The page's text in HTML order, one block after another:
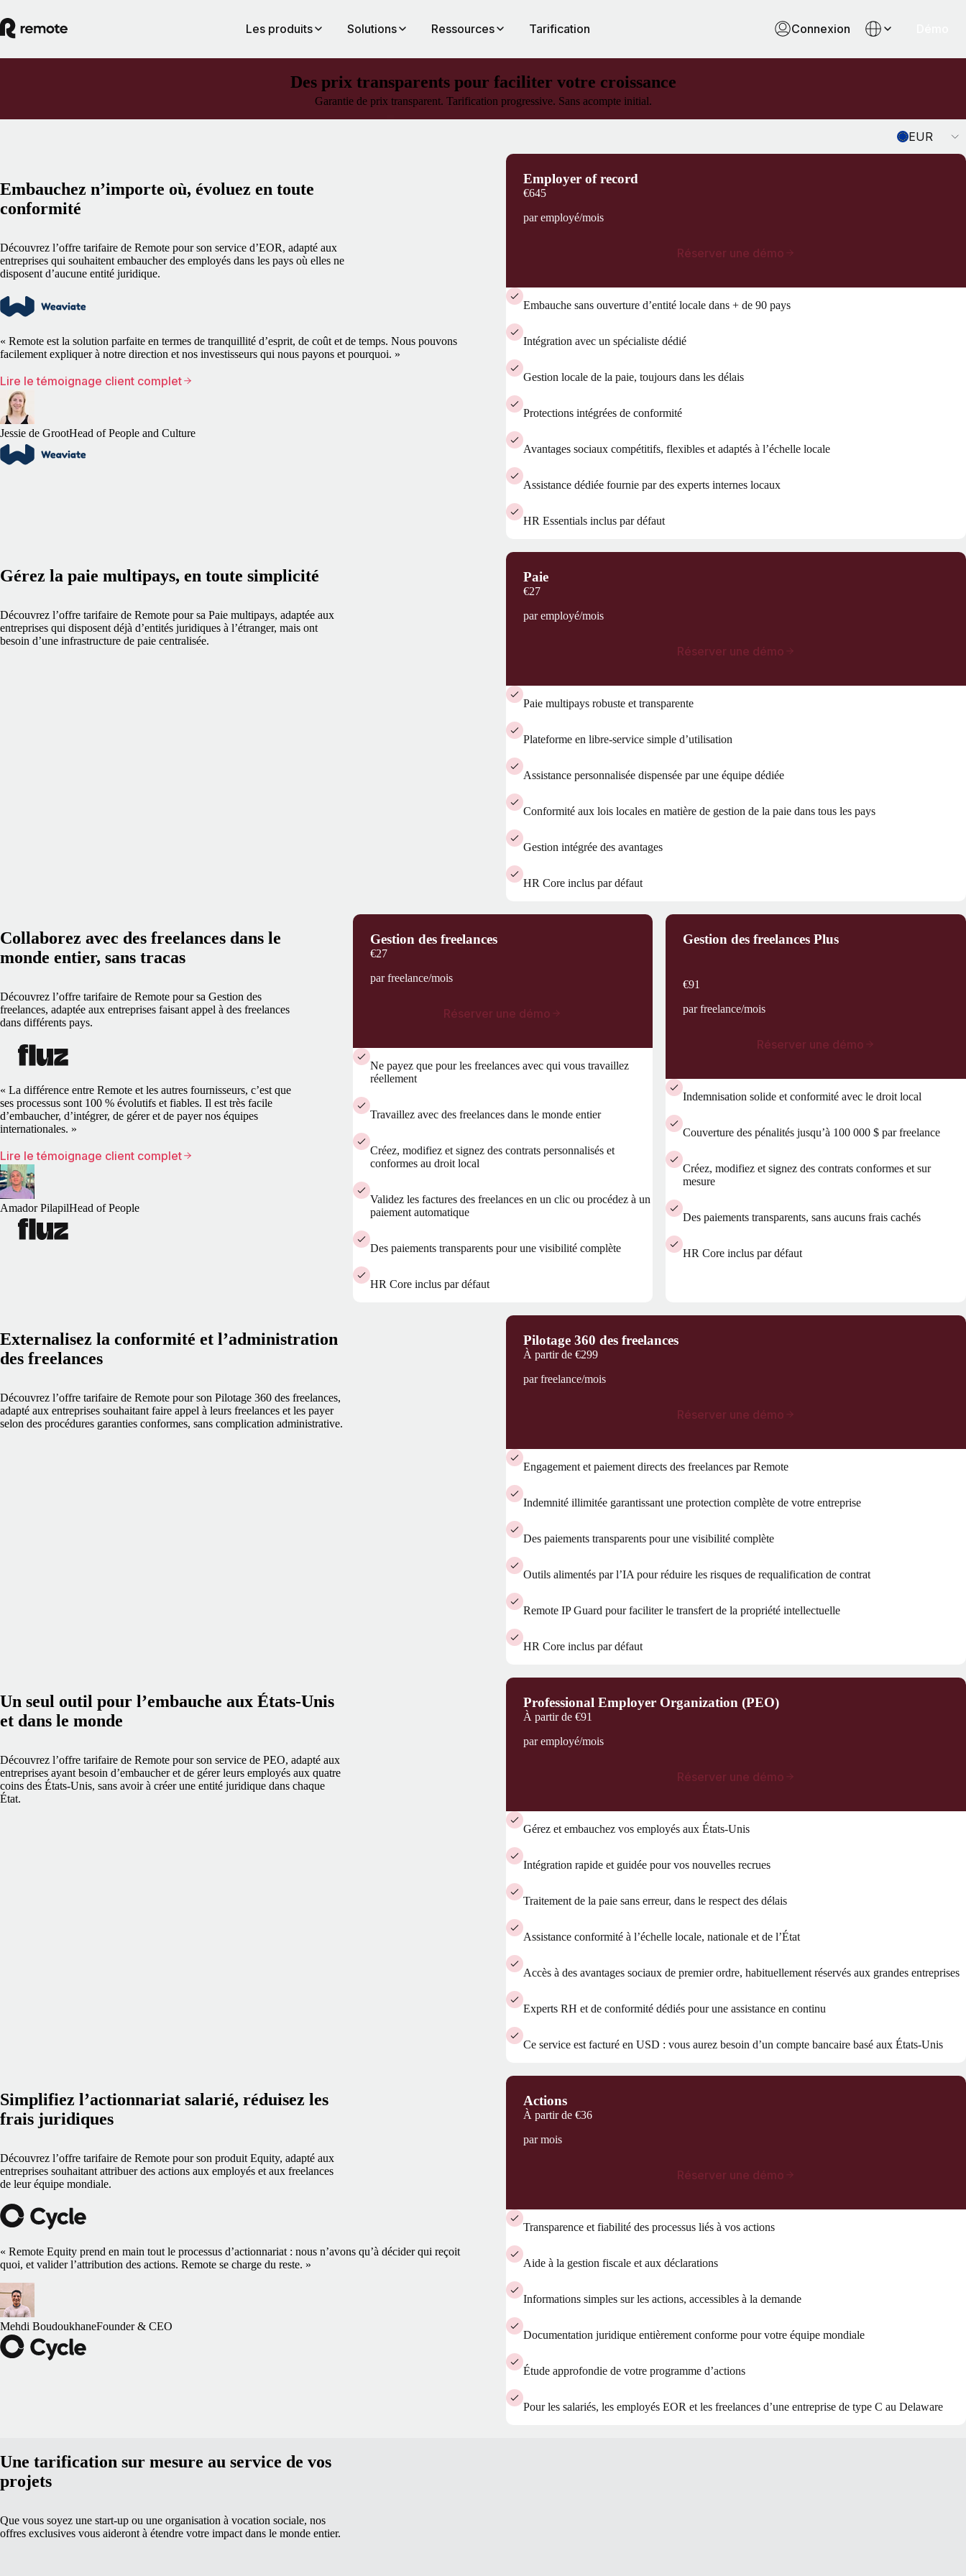
Les produits Solutions Ressources Tarification Connexion
Des prix transparents pour faciliter votre croissance
Garantie de prix transparent. Tarification progressive. Sans acompte initial.
Embauchez n’importe où, évoluez en toute
conformité
Découvrez l’offre tarifaire de Remote pour son service d’EOR, adapté aux
entreprises qui souhaitent embaucher des employés dans les pays où elles ne
disposent d’aucune entité juridique.
« Remote est la solution parfaite en termes de tranquillité d’esprit, de coût et de temps. Nous pouvons
facilement expliquer à notre direction et nos investisseurs qui nous payons et pourquoi. »
Lire le témoignage client complet
Jessie de GrootHead of People and Culture
EUR
Employer of record
€645
par employé/mois
Réserver une démo
Embauche sans ouverture d’entité locale dans + de 90 pays
Intégration avec un spécialiste dédié
Gestion locale de la paie, toujours dans les délais
Protections intégrées de conformité
Avantages sociaux compétitifs, flexibles et adaptés à l’échelle locale
Assistance dédiée fournie par des experts internes locaux
HR Essentials inclus par défaut
Gérez la paie multipays, en toute simplicité
Découvrez l’offre tarifaire de Remote pour sa Paie multipays, adaptée aux
entreprises qui disposent déjà d’entités juridiques à l’étranger, mais ont
besoin d’une infrastructure de paie centralisée.
Paie
€27
par employé/mois
Réserver une démo
Paie multipays robuste et transparente
Plateforme en libre-service simple d’utilisation
Assistance personnalisée dispensée par une équipe dédiée
Conformité aux lois locales en matière de gestion de la paie dans tous les pays
Gestion intégrée des avantages
HR Core inclus par défaut
Collaborez avec des freelances dans le
monde entier, sans tracas
Découvrez l’offre tarifaire de Remote pour sa Gestion des
freelances, adaptée aux entreprises faisant appel à des freelances
dans différents pays.
« La différence entre Remote et les autres fournisseurs, c’est que
ses processus sont 100 % évolutifs et fiables. Il est très facile
d’embaucher, d’intégrer, de gérer et de payer nos équipes
internationales. »
Lire le témoignage client complet
Amador PilapilHead of People
Gestion des freelances
€27
par freelance/mois
Réserver une démo
Ne payez que pour les freelances avec qui vous travaillez
réellement
Travaillez avec des freelances dans le monde entier
Créez, modifiez et signez des contrats personnalisés et
conformes au droit local
Validez les factures des freelances en un clic ou procédez à un
paiement automatique
Des paiements transparents pour une visibilité complète
HR Core inclus par défaut
Gestion des freelances Plus
€91
par freelance/mois
Réserver une démo
Indemnisation solide et conformité avec le droit local
Couverture des pénalités jusqu’à 100 000 $ par freelance
Créez, modifiez et signez des contrats conformes et sur
mesure
Des paiements transparents, sans aucuns frais cachés
HR Core inclus par défaut
Externalisez la conformité et l’administration
des freelances
Découvrez l’offre tarifaire de Remote pour son Pilotage 360 des freelances,
adapté aux entreprises souhaitant faire appel à leurs freelances et les payer
selon des procédures garanties conformes, sans complication administrative.
Pilotage 360 des freelances
À partir de €299
par freelance/mois
Réserver une démo
Engagement et paiement directs des freelances par Remote
Indemnité illimitée garantissant une protection complète de votre entreprise
Des paiements transparents pour une visibilité complète
Outils alimentés par l’IA pour réduire les risques de requalification de contrat
Remote IP Guard pour faciliter le transfert de la propriété intellectuelle
HR Core inclus par défaut
Un seul outil pour l’embauche aux États-Unis
et dans le monde
Découvrez l’offre tarifaire de Remote pour son service de PEO, adapté aux
entreprises ayant besoin d’embaucher et de gérer leurs employés aux quatre
coins des États-Unis, sans avoir à créer une entité juridique dans chaque
État.
Professional Employer Organization (PEO)
À partir de €91
par employé/mois
Réserver une démo
Gérez et embauchez vos employés aux États-Unis
Intégration rapide et guidée pour vos nouvelles recrues
Traitement de la paie sans erreur, dans le respect des délais
Assistance conformité à l’échelle locale, nationale et de l’État
Accès à des avantages sociaux de premier ordre, habituellement réservés aux grandes entreprises
Experts RH et de conformité dédiés pour une assistance en continu
Ce service est facturé en USD : vous aurez besoin d’un compte bancaire basé aux États-Unis
Simplifiez l’actionnariat salarié, réduisez les
frais juridiques
Découvrez l’offre tarifaire de Remote pour son produit Equity, adapté aux
entreprises souhaitant attribuer des actions aux employés et aux freelances
de leur équipe mondiale.
« Remote Equity prend en main tout le processus d’actionnariat : nous n’avons qu’à décider qui reçoit
quoi, et valider l’attribution des actions. Remote se charge du reste. »
Mehdi BoudoukhaneFounder & CEO
Actions
À partir de €36
par mois
Réserver une démo
Transparence et fiabilité des processus liés à vos actions
Aide à la gestion fiscale et aux déclarations
Informations simples sur les actions, accessibles à la demande
Documentation juridique entièrement conforme pour votre équipe mondiale
Étude approfondie de votre programme d’actions
Pour les salariés, les employés EOR et les freelances d’une entreprise de type C au Delaware
Une tarification sur mesure au service de vos
projets
Que vous soyez une start-up ou une organisation à vocation sociale, nos
offres exclusives vous aideront à étendre votre impact dans le monde entier.